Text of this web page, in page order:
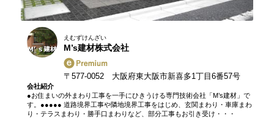
えむずけんざい
M’s建材株式会社
〒577-0052 大阪府東大阪市新喜多1丁目6番57号
会社紹介
●お住まいの外まわり工事を一手にひきうける専門技術会社「M’s建材」で
す。●●●●● 道路境界工事や隣地境界工事をはじめ、玄関まわり・車庫まわ
り・テラスまわり・勝手口まわりなど、部分工事もお引き受け・・・